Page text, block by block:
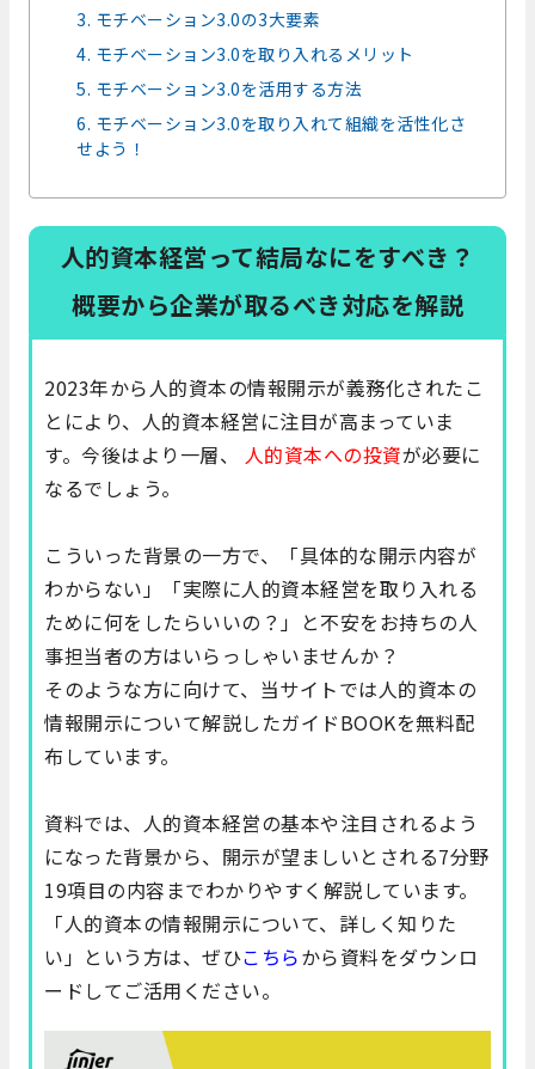
3. モチベーション3.0の3大要素
4. モチベーション3.0を取り入れるメリット
5. モチベーション3.0を活用する方法
6. モチベーション3.0を取り入れて組織を活性化さ
せよう！
人的資本経営って結局なにをすべき？
概要から企業が取るべき対応を解説
2023年から人的資本の情報開示が義務化されたこ
とにより、人的資本経営に注目が高まっていま
す。今後はより一層、 人的資本への投資が必要に
なるでしょう。
こういった背景の一方で、「具体的な開示内容が
わからない」「実際に人的資本経営を取り入れる
ために何をしたらいいの？」と不安をお持ちの人
事担当者の方はいらっしゃいませんか？
そのような方に向けて、当サイトでは人的資本の
情報開示について解説したガイドBOOKを無料配
布しています。
資料では、人的資本経営の基本や注目されるよう
になった背景から、開示が望ましいとされる7分野
19項目の内容までわかりやすく解説しています。
「人的資本の情報開示について、詳しく知りた
い」という方は、ぜひこちらから資料をダウンロ
ードしてご活用ください。